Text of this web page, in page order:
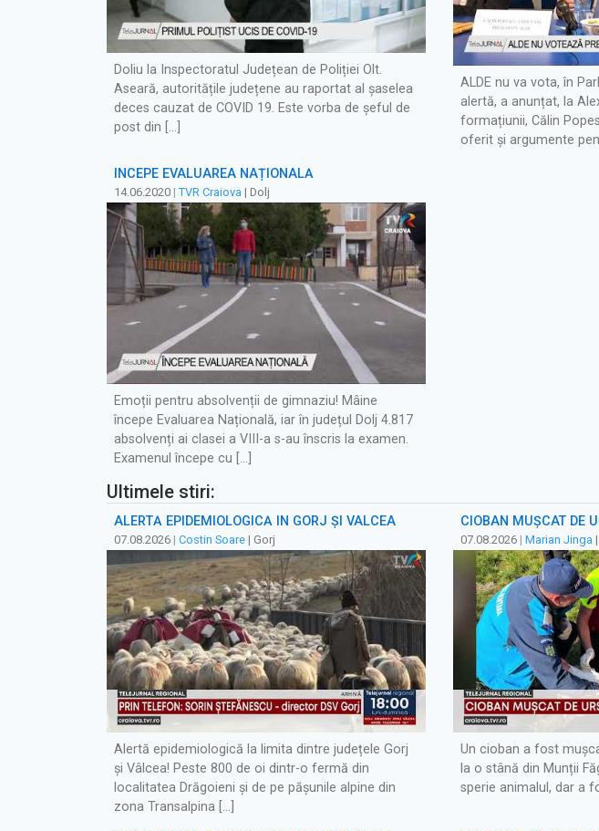
Doliu la Inspectoratul Județean de Poliției Olt.
Aseară, autoritățile județene au raportat al șaselea
deces cauzat de COVID 19. Este vorba de șeful de
post din […]
ALDE nu va vota, în
alertă, a anunțat, la
formațiunii, Călin
oferit și argumente
ÎNCEPE EVALUAREA NAȚIONALĂ
14.06.2020 | TVR Craiova | Dolj
Emoții pentru absolvenții de gimnaziu! Mâine
începe Evaluarea Națională, iar în județul Dolj 4.817
absolvenți ai clasei a VIII-a s-au înscris la examen.
Examenul începe cu […]
Ultimele stiri:
ALERTĂ EPIDEMIOLOGICĂ ÎN GORJ ȘI VÂLCEA
07.08.2026 | Costin Soare | Gorj
Alertă epidemiologică la limita dintre județele Gorj
și Vâlcea! Peste 800 de oi dintr-o fermă din
localitatea Drăgoieni și de pe pășunile alpine din
zona Transalpina […]
CIOBAN MUȘCAT DE
07.08.2026 | Marian Jinga
Un cioban a fost
la o stână din Munții
sperie animalul, dar a